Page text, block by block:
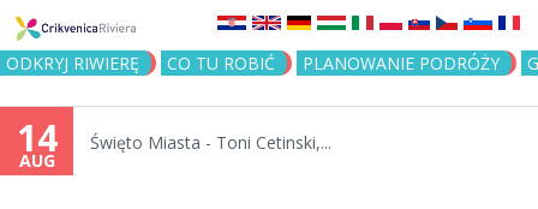
Jump to navigation
ODKRYJ RIWIERĘ CO TU ROBIĆ PLANOWANIE PODRÓŻY
14
AUG
Święto Miasta - Toni Cetinski,...